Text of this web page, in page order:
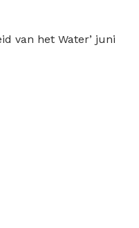
van het Water’ juni